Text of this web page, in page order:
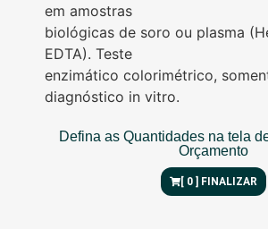
em amostras
biológicas de soro ou plasma
EDTA). Teste
enzimático colorimétrico,
diagnóstico in vitro.
Defina as Quantidades na tela
Orçamento
[ 0 ] FINALIZAR